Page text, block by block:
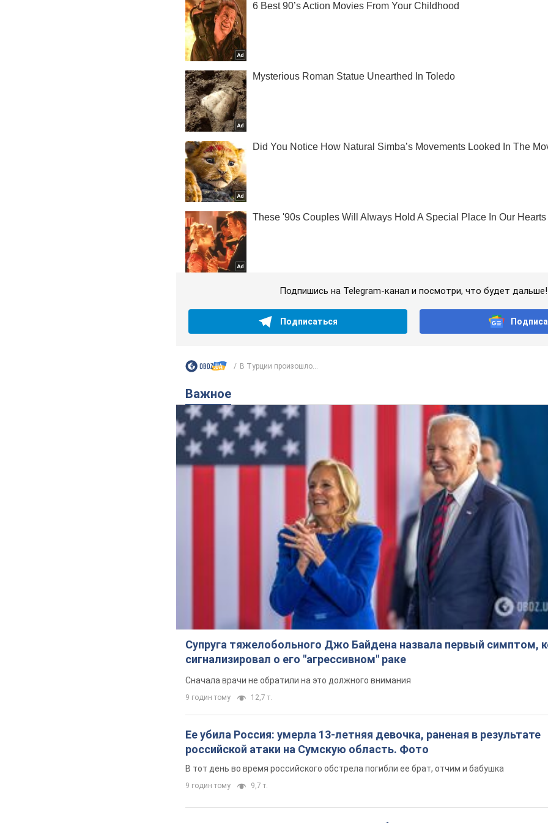
Подпишись на Telegram-канал и посмотри, что будет дальше!
Подписаться
В Турции произошло...
Важное
Супруга тяжелобольного Джо Байдена назвала первый симптом,
сигнализировал о его "агрессивном" раке
Сначала врачи не обратили на это должного внимания
9 годин тому 12,7 т.
Ее убила Россия: умерла 13-летняя девочка, раненая в результате
российской атаки на Сумскую область. Фото
В тот день во время российского обстрела погибли ее брат, отчим и бабушка
9 годин тому 9,7 т.